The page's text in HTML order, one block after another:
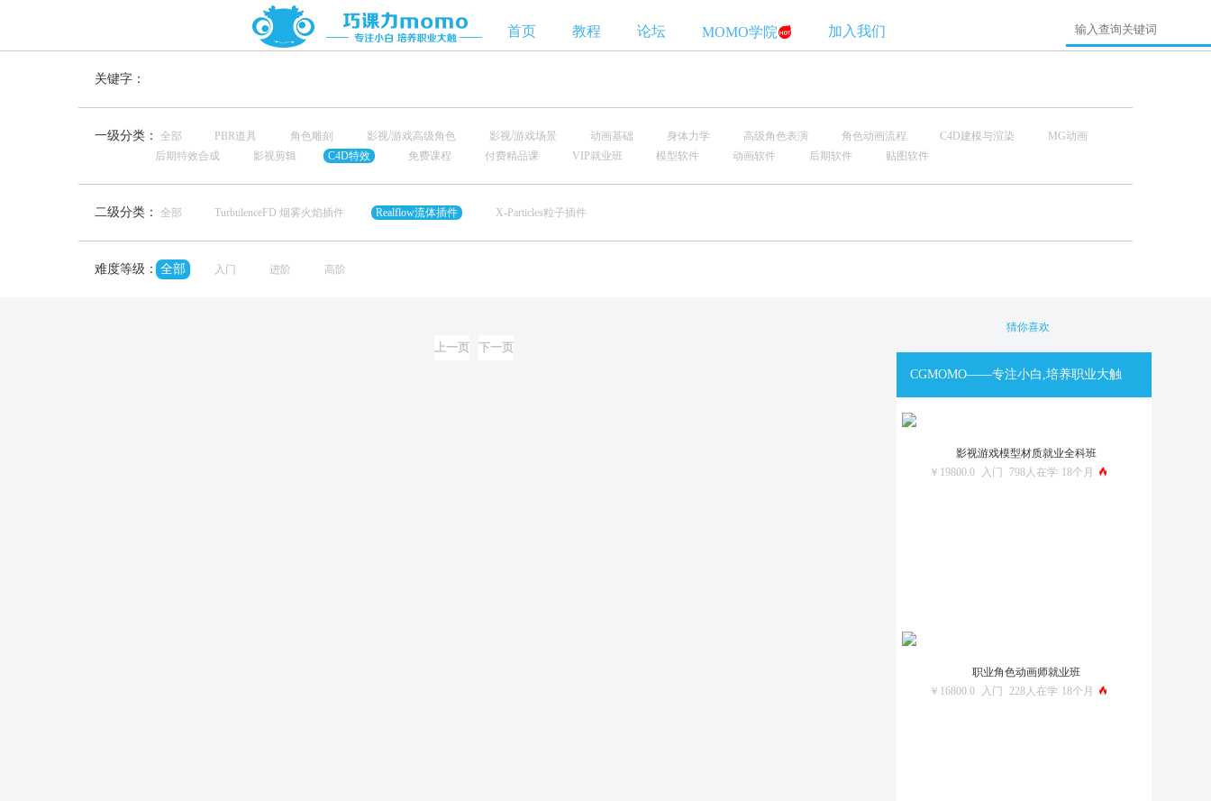
首页 教程 论坛 MOMO学院 加入我们
关键字：
一级分类： 全部 PBR道具 角色雕刻 影视/游戏高级角色 影视/游戏场景 动画基础 身体力学 高级角色表演 角色动画流程 C4D建模与渲染
MG动画
后期特效合成
影视剪辑 C4D特效 免费课程 付费精品课 VIP就业班 模型软件 动画软件 后期软件 贴图软件
二级分类： 全部 TurbulenceFD 烟雾火焰插件 Realflow流体插件 X-Particles粒子插件
难度等级： 全部 入门 进阶 高阶
上一页 下一页
猜你喜欢
CGMOMO——专注小白,培养职业大触
影视游戏模型材质就业全科班
￥19800.0
入门 798人在学 18个月
职业角色动画师就业班
￥16800.0
入门 228人在学 18个月